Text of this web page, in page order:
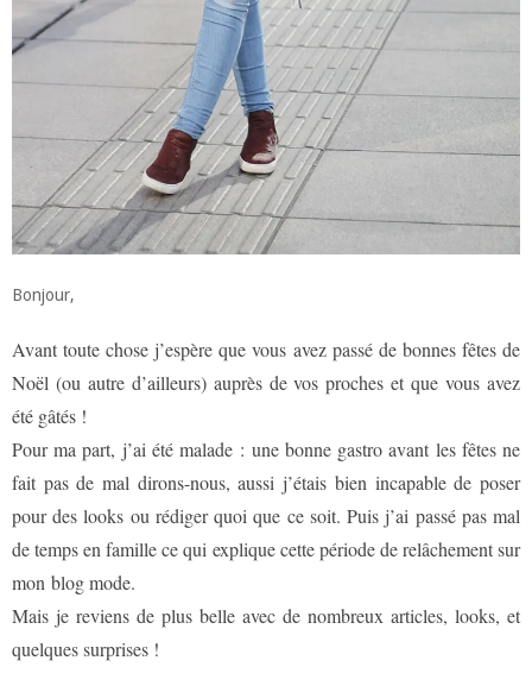
Bonjour,
Avant toute chose j’espère que vous avez passé de bonnes fêtes de
Noël (ou autre d’ailleurs) auprès de vos proches et que vous avez
été gâtés !
Pour ma part, j’ai été malade : une bonne gastro avant les fêtes ne
fait pas de mal dirons-nous, aussi j’étais bien incapable de poser
pour des looks ou rédiger quoi que ce soit. Puis j’ai passé pas mal
de temps en famille ce qui explique cette période de relâchement sur
mon blog mode.
Mais je reviens de plus belle avec de nombreux articles, looks, et
quelques surprises !